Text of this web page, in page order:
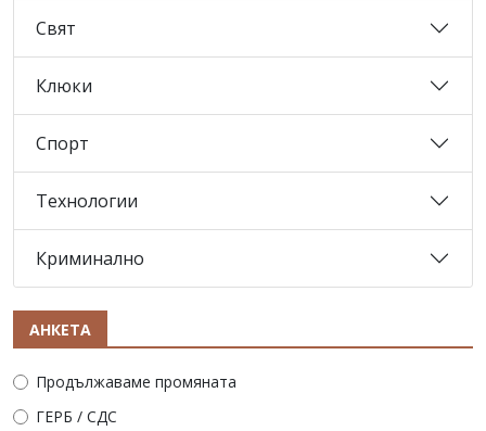
Свят
Клюки
Спорт
Технологии
Криминално
АНКЕТА
Продължаваме промяната
ГЕРБ / СДС